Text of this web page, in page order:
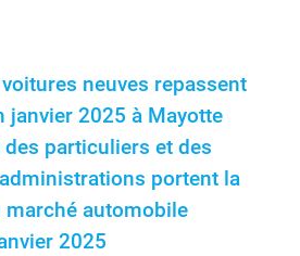
neuves repassent
janvier 2025 à Mayotte
des particuliers et des
portent la
automobile
2025